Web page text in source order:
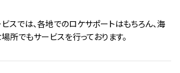
スでは、各地でのロケサポートはもちろん、海
所でもサービスを行っております。